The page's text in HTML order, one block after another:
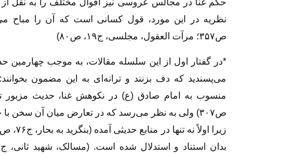
ص۳۵۷؛ مرآت العقول، مجلسی، ج۱۹، ص۸۰)
*در گفتار اول از این سلسله مقالات، به موجب چهارمین
می‌پسندید که دف بزنند و ترانه‌ای به این مضمون
ص۳۰۷) ولی به نظر می‌رسد که در تعارض میان آن سخن